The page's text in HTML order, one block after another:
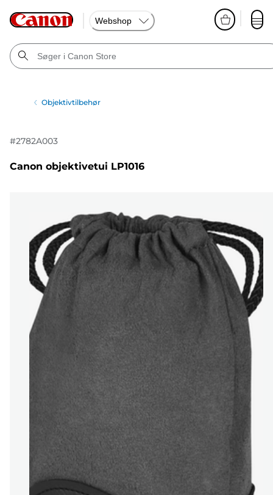
Webshop
Objektivtilbehør
#2782A003
Canon objektivetui LP1016